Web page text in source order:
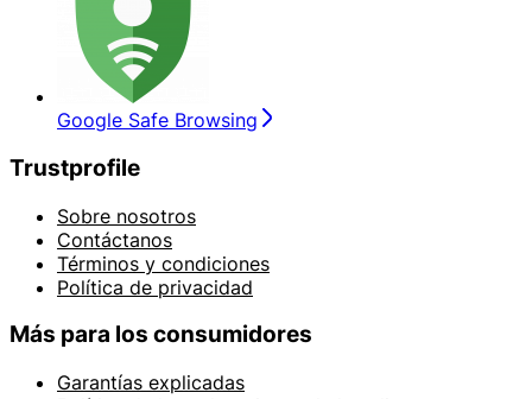
Google Safe Browsing
Trustprofile
Sobre nosotros
Contáctanos
Términos y condiciones
Política de privacidad
Más para los consumidores
Garantías explicadas